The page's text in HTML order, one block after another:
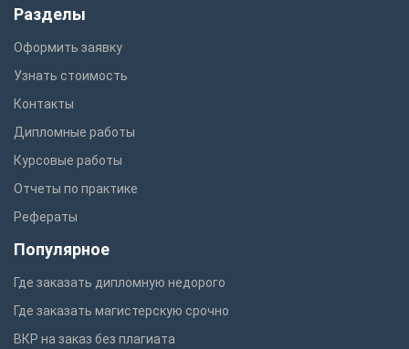
Разделы
Оформить заявку
Узнать стоимость
Контакты
Дипломные работы
Курсовые работы
Отчеты по практике
Рефераты
Популярное
Где заказать дипломную недорого
Где заказать магистерскую срочно
ВКР на заказ без плагиата